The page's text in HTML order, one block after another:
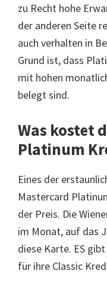
zu Recht hohe
der anderen Seite
auch verhalten in
Grund ist, dass
mit hohen
belegt sind.
Was kostet
Platinum
Eines der
Mastercard
der Preis. Die
im Monat, auf das
diese Karte. ES
für ihre Classic